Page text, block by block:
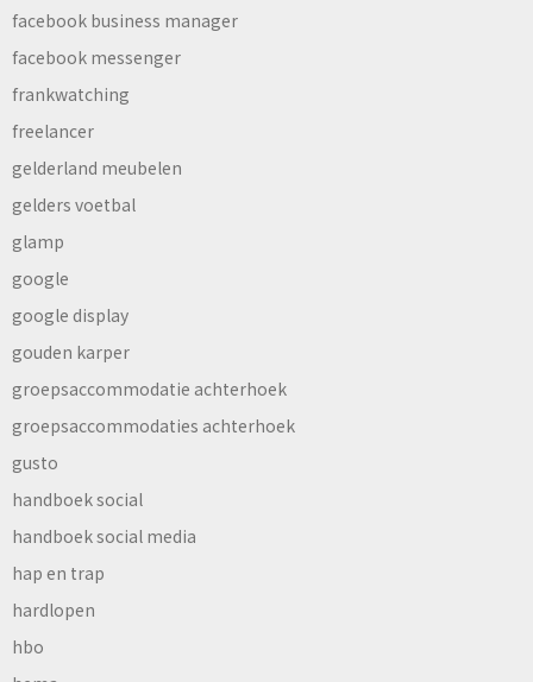
facebook business manager
facebook messenger
frankwatching
freelancer
gelderland meubelen
gelders voetbal
glamp
google
google display
gouden karper
groepsaccommodatie achterhoek
groepsaccommodaties achterhoek
gusto
handboek social
handboek social media
hap en trap
hardlopen
hbo